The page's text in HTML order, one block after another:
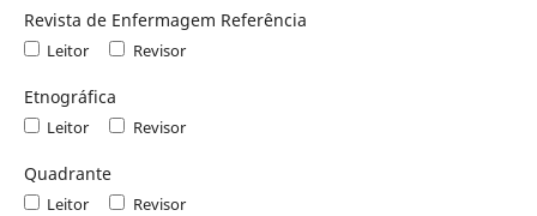
Revista de Enfermagem Referência
Leitor Revisor
Etnográfica
Leitor Revisor
Quadrante
Leitor Revisor